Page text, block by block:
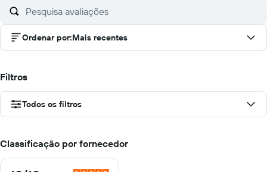
Ordenar por:Mais recentes
Filtros
Todos os filtros
Classificação por fornecedor